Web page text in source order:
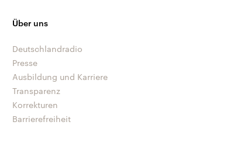
Über uns
Deutschlandradio
Presse
Ausbildung und Karriere
Transparenz
Korrekturen
Barrierefreiheit